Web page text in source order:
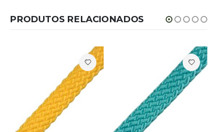
PRODUTOS RELACIONADOS
– 14MM – CHATA - POR METRO , POR METRO - 14MM - CHATA